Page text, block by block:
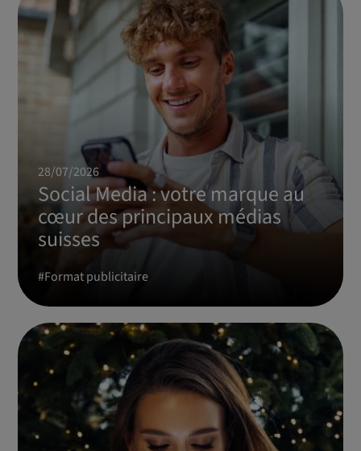
28/07/2026
Social Media : votre marque au
cœur des principaux médias
suisses
#Format publicitaire